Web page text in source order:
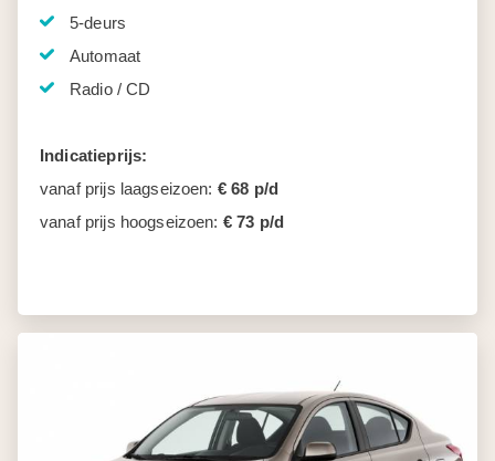
5-deurs
Automaat
Radio / CD
Indicatieprijs:
vanaf prijs laagseizoen: € 68 p/d
vanaf prijs hoogseizoen: € 73 p/d